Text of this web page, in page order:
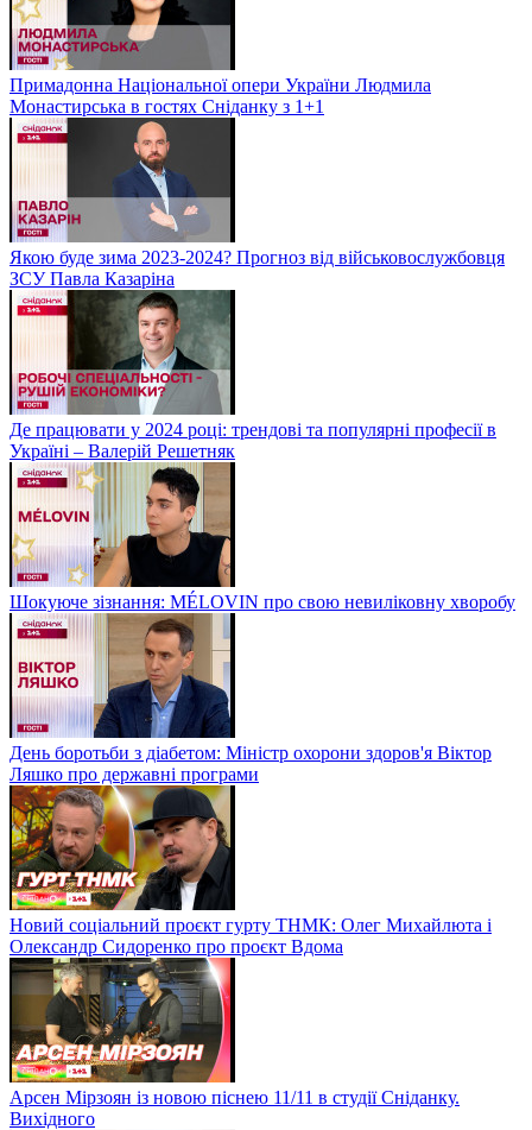
Примадонна Національної опери України Людмила
Монастирська в гостях Сніданку з 1+1
Якою буде зима 2023-2024? Прогноз від військовослужбовця
ЗСУ Павла Казаріна
Де працювати у 2024 році: трендові та популярні професії в
Україні – Валерій Решетняк
Шокуюче зізнання: MÉLOVIN про свою невиліковну хворобу
День боротьби з діабетом: Міністр охорони здоров'я Віктор
Ляшко про державні програми
Новий соціальний проєкт гурту ТНМК: Олег Михайлюта і
Олександр Сидоренко про проєкт Вдома
Арсен Мірзоян із новою піснею 11/11 в студії Сніданку.
Вихідного